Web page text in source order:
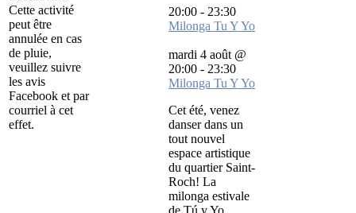
Cette activité
peut être
annulée en cas
de pluie,
veuillez suivre
les avis
Facebook et par
courriel à cet
effet.
20:00 - 23:30
Milonga Tu Y Yo
mardi 4 août @
20:00 - 23:30
Milonga Tu Y Yo
Cet été, venez
danser dans un
tout nouvel
espace artistique
du quartier Saint-
Roch! La
milonga estivale
de Tú y Yo